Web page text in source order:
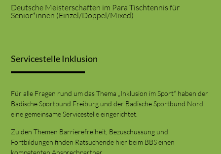
Deutsche Meisterschaften im Para Tischtennis für
Senior*innen (Einzel/Doppel/Mixed)
Servicestelle Inklusion
Für alle Fragen rund um das Thema „Inklusion im Sport“ haben der
Badische Sportbund Freiburg und der Badische Sportbund Nord
eine gemeinsame Servicestelle eingerichtet.
Zu den Themen Barrierefreiheit, Bezuschussung und
Fortbildungen finden Ratsuchende hier beim BBS einen
kompetenten Ansprechpartner.